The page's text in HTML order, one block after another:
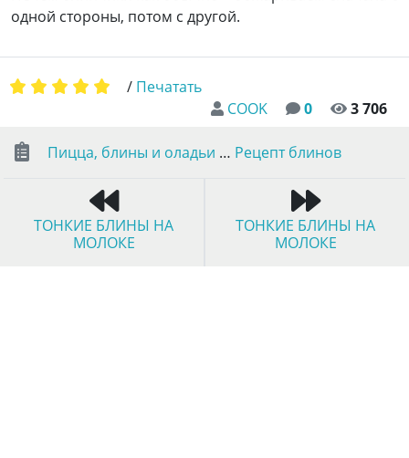
одной стороны, потом с другой.
COOK 0 3 706
/ Печатать
Пицца, блины и оладьи … Рецепт блинов
ТОНКИЕ БЛИНЫ НА
МОЛОКЕ
ТОНКИЕ БЛИНЫ НА
МОЛОКЕ